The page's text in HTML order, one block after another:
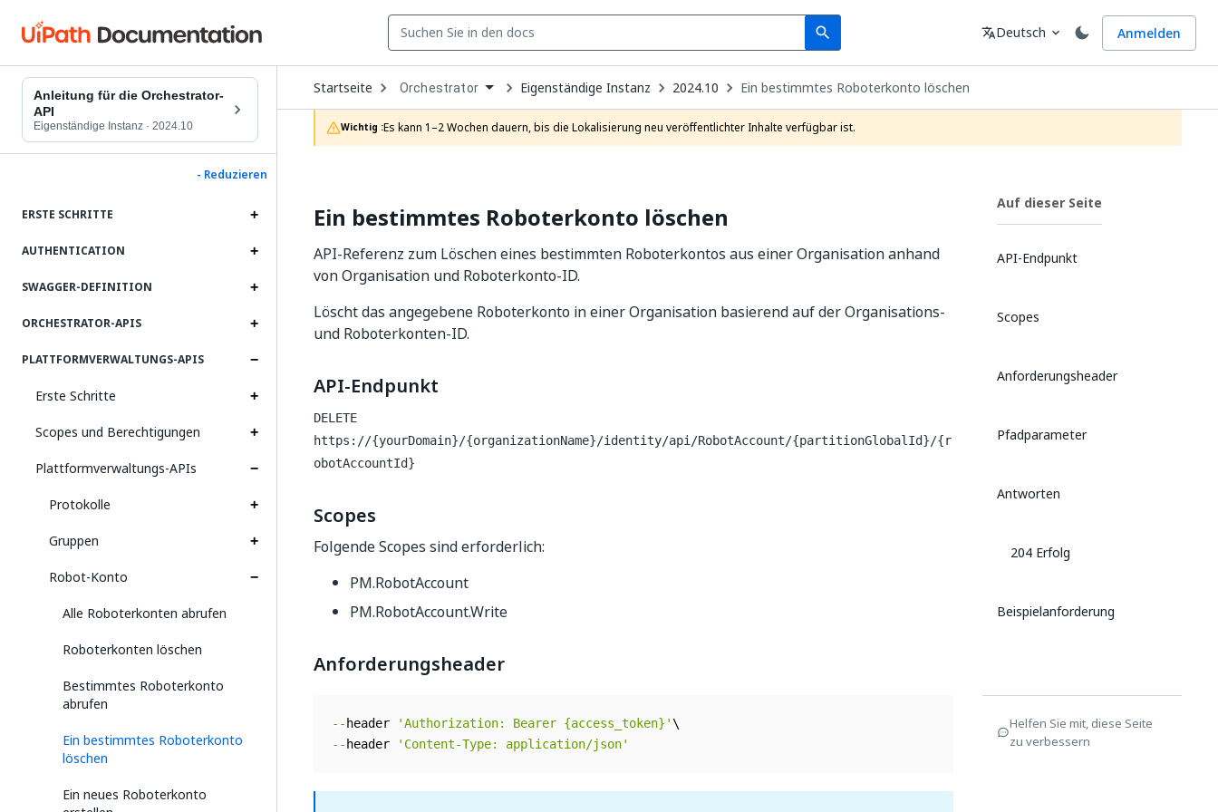
search
Search Sprache
translateDeutsch expand_more Anmelden
Anleitung für die Orchestrator-
API
Eigenständige Instanz · 2024.10
- Reduzieren
ERSTE SCHRITTE
AUTHENTICATION
SWAGGER-DEFINITION
ORCHESTRATOR-APIS
PLATTFORMVERWALTUNGS-APIS
Erste Schritte
Scopes und Berechtigungen
Plattformverwaltungs-APIs
Protokolle
Gruppen
Robot-Konto
Alle Roboterkonten abrufen
Roboterkonten löschen
Bestimmtes Roboterkonto
abrufen
Ein bestimmtes Roboterkonto
löschen
Ein neues Roboterkonto
Startseite Open
Dropdown
to
choose
product
Orchestrator Eigenständige Instanz 2024.10 Ein bestimmtes Roboterkonto löschen
Wichtig :Es kann 1–2 Wochen dauern, bis die Lokalisierung neu veröffentlichter Inhalte verfügbar ist.
Ein bestimmtes Roboterkonto löschen
API-Referenz zum Löschen eines bestimmten Roboterkontos aus einer Organisation anhand
von Organisation und Roboterkonto-ID.
Löscht das angegebene Roboterkonto in einer Organisation basierend auf der Organisations-
und Roboterkonten-ID.
API-Endpunkt
DELETE
https://{yourDomain}/{organizationName}/identity/api/RobotAccount/{partitionGlobalId}/{r
obotAccountId}
Scopes
Folgende Scopes sind erforderlich:
PM.RobotAccount
PM.RobotAccount.Write
Anforderungsheader
-- header 'Authorization: Bearer {access_token}'
-- header 'Content-Type: application/json'
Auf dieser Seite
API-Endpunkt
Scopes
Anforderungsheader
Pfadparameter
Antworten
204 Erfolg
Beispielanforderung
Helfen Sie mit, diese Seite
zu verbessern